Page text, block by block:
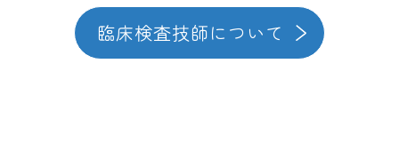
臨床検査技師について